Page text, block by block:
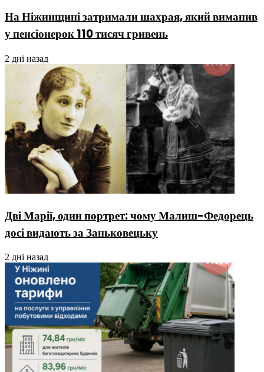
На Ніжинщині затримали шахрая, який виманив
у пенсіонерок 110 тисяч гривень
2 дні назад
Дві Марії, один портрет: чому Малиш-Федорець
досі видають за Заньковецьку
2 дні назад